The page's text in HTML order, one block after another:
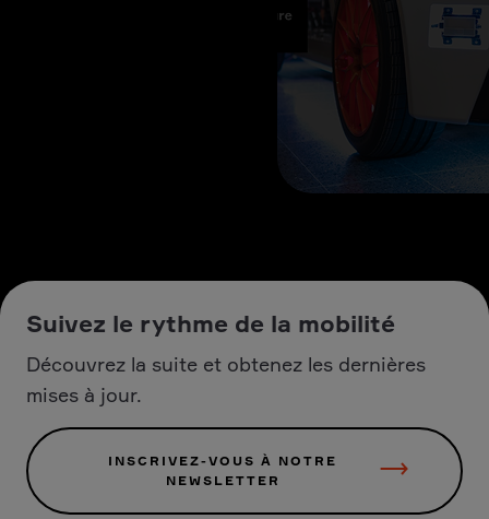
Suivez le rythme de la mobilité
Découvrez la suite et obtenez les dernières
mises à jour.
INSCRIVEZ-VOUS À NOTRE
NEWSLETTER